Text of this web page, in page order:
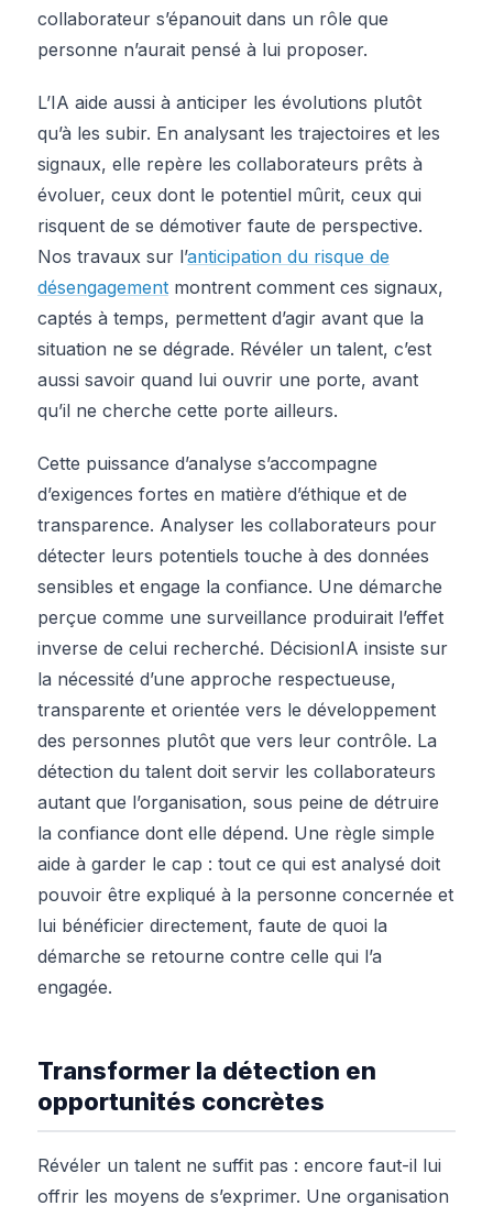
collaborateur s’épanouit dans un rôle que
personne n’aurait pensé à lui proposer.
L’IA aide aussi à anticiper les évolutions plutôt
qu’à les subir. En analysant les trajectoires et les
signaux, elle repère les collaborateurs prêts à
évoluer, ceux dont le potentiel mûrit, ceux qui
risquent de se démotiver faute de perspective.
Nos travaux sur l’anticipation du risque de
désengagement montrent comment ces signaux,
captés à temps, permettent d’agir avant que la
situation ne se dégrade. Révéler un talent, c’est
aussi savoir quand lui ouvrir une porte, avant
qu’il ne cherche cette porte ailleurs.
Cette puissance d’analyse s’accompagne
d’exigences fortes en matière d’éthique et de
transparence. Analyser les collaborateurs pour
détecter leurs potentiels touche à des données
sensibles et engage la confiance. Une démarche
perçue comme une surveillance produirait l’effet
inverse de celui recherché. DécisionIA insiste sur
la nécessité d’une approche respectueuse,
transparente et orientée vers le développement
des personnes plutôt que vers leur contrôle. La
détection du talent doit servir les collaborateurs
autant que l’organisation, sous peine de détruire
la confiance dont elle dépend. Une règle simple
aide à garder le cap : tout ce qui est analysé doit
pouvoir être expliqué à la personne concernée et
lui bénéficier directement, faute de quoi la
démarche se retourne contre celle qui l’a
engagée.
Transformer la détection en
opportunités concrètes
Révéler un talent ne suffit pas : encore faut-il lui
offrir les moyens de s’exprimer. Une organisation